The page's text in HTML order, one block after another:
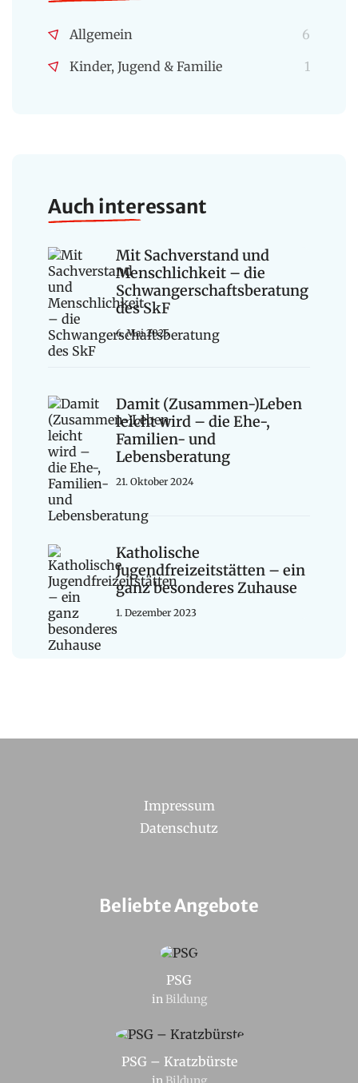
Allgemein
6
Kinder, Jugend & Familie
1
Auch interessant
Mit Sachverstand und
Menschlichkeit – die
Schwangerschaftsberatung
des SkF
6. Mai 2025
Damit (Zusammen-)Leben
leicht wird – die Ehe-,
Familien- und
Lebensberatung
21. Oktober 2024
Katholische
Jugendfreizeitstätten – ein
ganz besonderes Zuhause
1. Dezember 2023
Impressum
Datenschutz
Beliebte Angebote
PSG
in Bildung
PSG – Kratzbürste